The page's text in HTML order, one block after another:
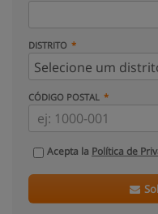
DISTRITO
CÓDIGO POSTAL
Acepta la Política de